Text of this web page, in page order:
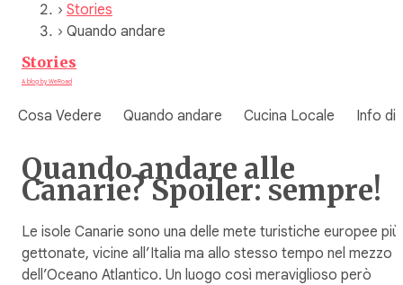
› Stories
› Quando andare
Stories
A blog by WeRoad
Cosa Vedere Quando andare Cucina Locale Info di
Quando andare alle
Canarie? Spoiler: sempre!
Le isole Canarie sono una delle mete turistiche europee più
gettonate, vicine all’Italia ma allo stesso tempo nel mezzo
dell’Oceano Atlantico. Un luogo così meraviglioso però